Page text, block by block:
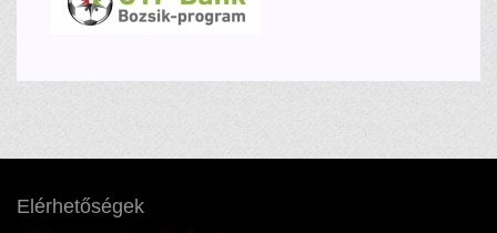
Elérhetőségek